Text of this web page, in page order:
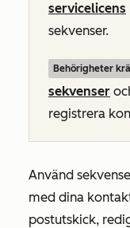
servicelicens
sekvenser.
Behörigheter
sekvenser
registrera
Använd
med dina
postutskick,